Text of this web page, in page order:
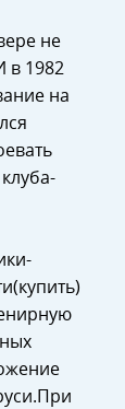
не
в 1982
на